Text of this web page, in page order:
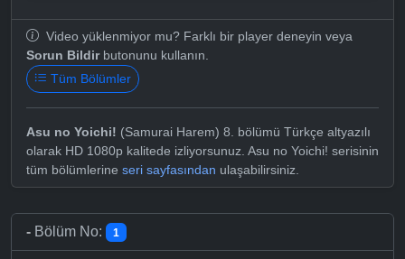
Video yüklenmiyor mu? Farklı bir player deneyin veya
Sorun Bildirbutonunu kullanın.
Tüm Bölümler
Asu no Yoichi! (Samurai Harem) 8. bölümü Türkçe altyazılı
olarak HD 1080p kalitede izliyorsunuz. Asu no Yoichi! serisinin
tüm bölümlerine seri sayfasından ulaşabilirsiniz.
- Bölüm No: 1